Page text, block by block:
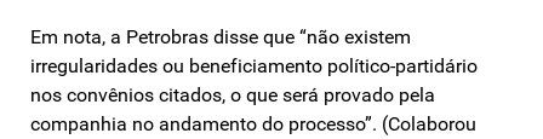
Em nota, a Petrobras disse que “não existem
irregularidades ou beneficiamento político-partidário
nos convênios citados, o que será provado pela
companhia no andamento do processo”. (Colaborou